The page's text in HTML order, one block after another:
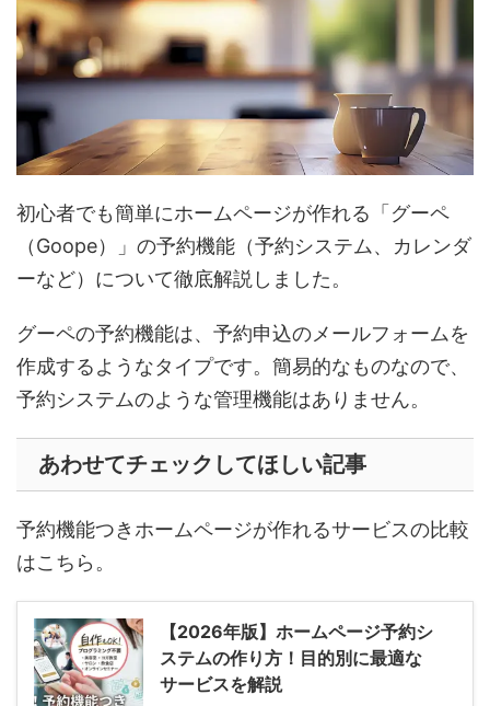
初心者でも簡単にホームページが作れる「グーペ
（Goope）」の予約機能（予約システム、カレンダ
ーなど）について徹底解説しました。
グーペの予約機能は、予約申込のメールフォームを
作成するようなタイプです。簡易的なものなので、
予約システムのような管理機能はありません。
あわせてチェックしてほしい記事
予約機能つきホームページが作れるサービスの比較
はこちら。
【2026年版】ホームページ予約シ
ステムの作り方！目的別に最適な
サービスを解説